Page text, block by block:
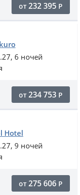
от 232 395 Р
6 ночей
от 234 753 Р
Hotel
9 ночей
от 275 606 Р